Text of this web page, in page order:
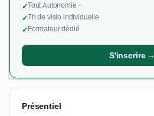
✓Tout Autonomie +
✓7h de visio individuelle
✓Formateur dédié
S'inscrire →
Présentiel